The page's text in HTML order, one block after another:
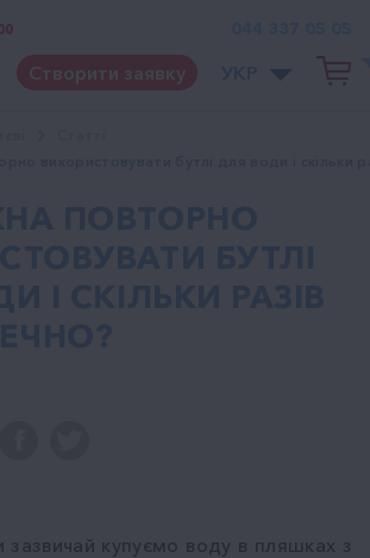
Створити заявку
зазвичай купуємо воду в пляшках з